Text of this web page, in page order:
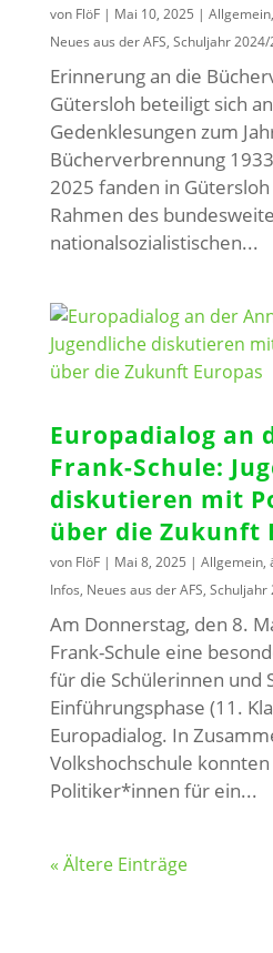
von FlöF| Mai 10, 2025 | Allgemein,
Neues aus der AFS, Schuljahr 2024/
Erinnerung an die
Gütersloh beteiligt sich
Gedenklesungen zum
Bücherverbrennung
2025 fanden in
Rahmen des
nationalsozialistischen...
Europadialog an
Frank-Schule:
diskutieren mit
über die Zukunft
von FlöF| Mai 8, 2025 | Allgemein,
Infos, Neues aus der AFS, Schuljahr
Am Donnerstag, den 8.
Frank-Schule eine
für die Schülerinnen und
Einführungsphase (11.
Europadialog. In
Volkshochschule
Politiker*innen für ein...
« Ältere Einträge